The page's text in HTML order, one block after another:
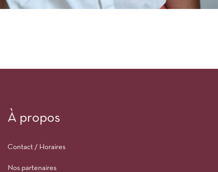
À propos
Contact / Horaires
Nos partenaires